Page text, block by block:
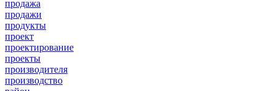
продажа
продажи
продукты
проект
проектирование
проекты
производителя
производство